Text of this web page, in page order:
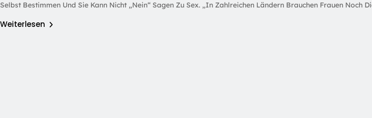
Selbst Bestimmen Und Sie Kann Nicht „Nein“ Sagen Zu Sex. „In Zahlreichen Ländern Brauchen Frauen Noch
Weiterlesen